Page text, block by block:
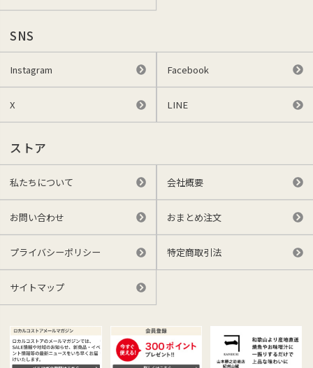
SNS
Instagram Facebook
X LINE
ストア
私たちについて 会社概要
お問い合わせ おまとめ注文
プライバシーポリシー 特定商取引法
サイトマップ